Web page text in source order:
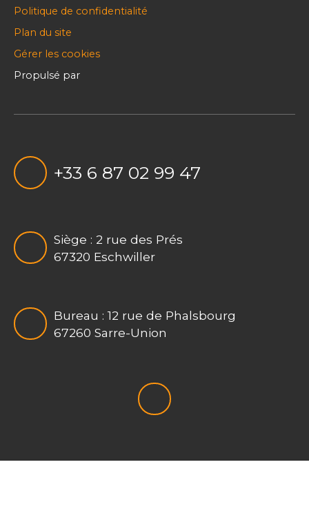
Politique de confidentialité
Plan du site
Gérer les cookies
Propulsé par
+33 6 87 02 99 47
Siège : 2 rue des Prés
67320 Eschwiller
Bureau : 12 rue de Phalsbourg
67260 Sarre-Union